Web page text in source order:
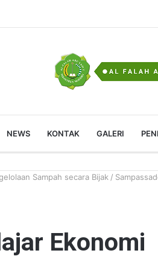
NEWS KONTAK GALERI
Sampah secara Bijak /
Ekonomi